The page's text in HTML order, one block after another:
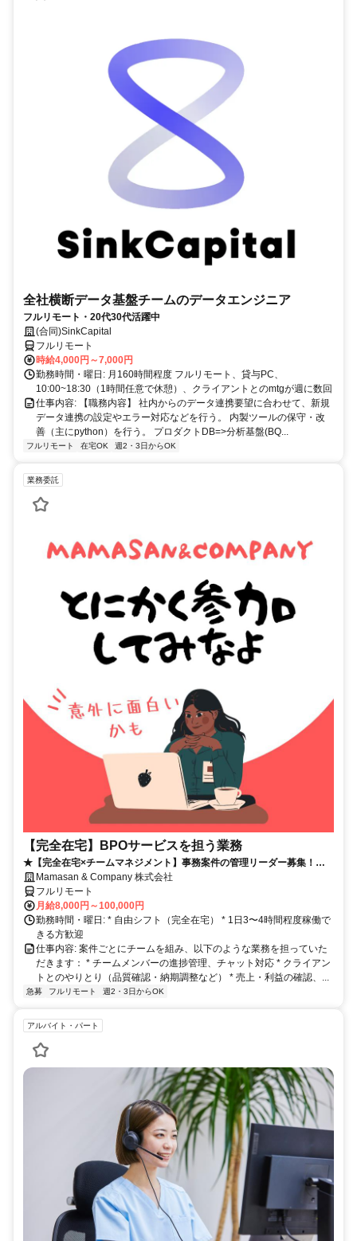
全社横断データ基盤チームのデータエンジニア
フルリモート・20代30代活躍中
(合同)SinkCapital
フルリモート
時給4,000円～7,000円
勤務時間・曜日: 月160時間程度 フルリモート、貸与PC、
10:00~18:30（1時間任意で休憩）、クライアントとのmtgが週に数回
仕事内容: 【職務内容】 社内からのデータ連携要望に合わせて、新規
データ連携の設定やエラー対応などを行う。 内製ツールの保守・改
善（主にpython）を行う。 プロダクトDB=>分析基盤(BQ...
フルリモート 在宅OK 週2・3日からOK
業務委託
【完全在宅】BPOサービスを担う業務
★【完全在宅×チームマネジメント】事務案件の管理リーダー募集！店
長経験歓迎◎成果が収入に直結！
Mamasan & Company 株式会社
フルリモート
月給8,000円～100,000円
勤務時間・曜日: * 自由シフト（完全在宅） * 1日3〜4時間程度稼働で
きる方歓迎
仕事内容: 案件ごとにチームを組み、以下のような業務を担っていた
だきます： * チームメンバーの進捗管理、チャット対応 * クライアン
トとのやりとり（品質確認・納期調整など） * 売上・利益の確認、...
急募 フルリモート 週2・3日からOK
アルバイト・パート